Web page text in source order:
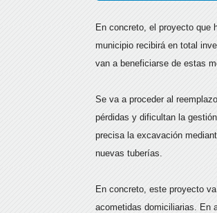
En concreto, el proyecto que
municipio recibirá en total
van a beneficiarse de estas
Se va a proceder al
pérdidas y dificultan la
precisa la excavación
nuevas tuberías.
En concreto, este proyecto
acometidas domiciliarias. En